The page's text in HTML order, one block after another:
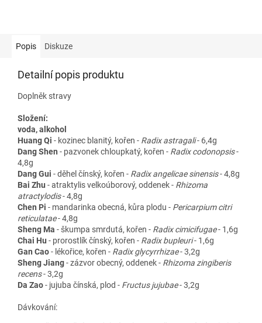
Popis Diskuze
Detailní popis produktu
Doplněk stravy
Složení:
voda, alkohol
Huang Qi - kozinec blanitý, kořen - Radix astragali- 6,4g
Dang Shen - pazvonek chloupkatý, kořen - Radix codonopsis-
4,8g
Dang Gui - děhel čínský, kořen - Radix angelicae sinensis- 4,8g
Bai Zhu - atraktylis velkoúborový, oddenek - Rhizoma
atractylodis- 4,8g
Chen Pi - mandarinka obecná, kůra plodu - Pericarpium citri
reticulatae- 4,8g
Sheng Ma - škumpa smrdutá, kořen - Radix cimicifugae- 1,6g
Chai Hu - prorostlík čínský, kořen - Radix bupleuri- 1,6g
Gan Cao- lékořice, kořen - Radix glycyrrhizae- 3,2g
Sheng Jiang- zázvor obecný, oddenek - Rhizoma zingiberis
recens- 3,2g
Da Zao- jujuba čínská, plod - Fructus jujubae- 3,2g
Dávkování: